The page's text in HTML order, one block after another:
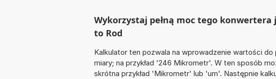
Wykorzystaj pełną moc tego
to Rod
Kalkulator ten pozwala na wprowadzenie wartości
miary; na przykład '246 Mikrometr'. W ten sposób
skrótna przykład 'Mikrometr' lub 'um'. Następnie